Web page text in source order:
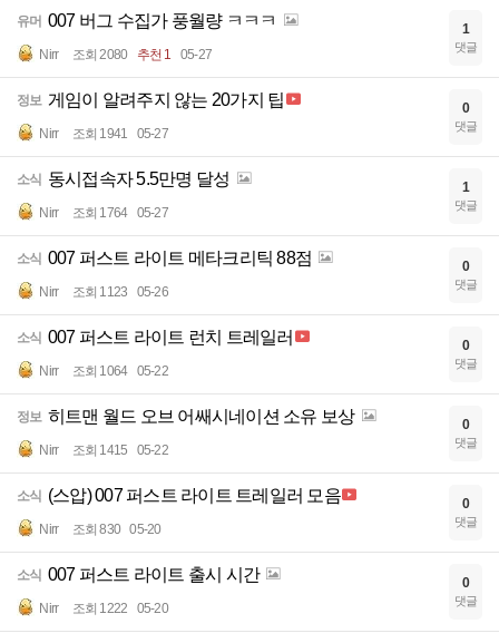
유머 007 버그 수집가 풍월량 ㅋㅋㅋ
Nirr 조회 2080 추천 1 05-27
1
댓글
정보 게임이 알려주지 않는 20가지 팁
Nirr 조회 1941 05-27
0
댓글
소식 동시접속자 5.5만명 달성
Nirr 조회 1764 05-27
1
댓글
소식 007 퍼스트 라이트 메타크리틱 88점
Nirr 조회 1123 05-26
0
댓글
소식 007 퍼스트 라이트 런치 트레일러
Nirr 조회 1064 05-22
0
댓글
정보 히트맨 월드 오브 어쌔시네이션 소유 보상
Nirr 조회 1415 05-22
0
댓글
소식 (스압) 007 퍼스트 라이트 트레일러 모음
Nirr 조회 830 05-20
0
댓글
소식 007 퍼스트 라이트 출시 시간
Nirr 조회 1222 05-20
0
댓글